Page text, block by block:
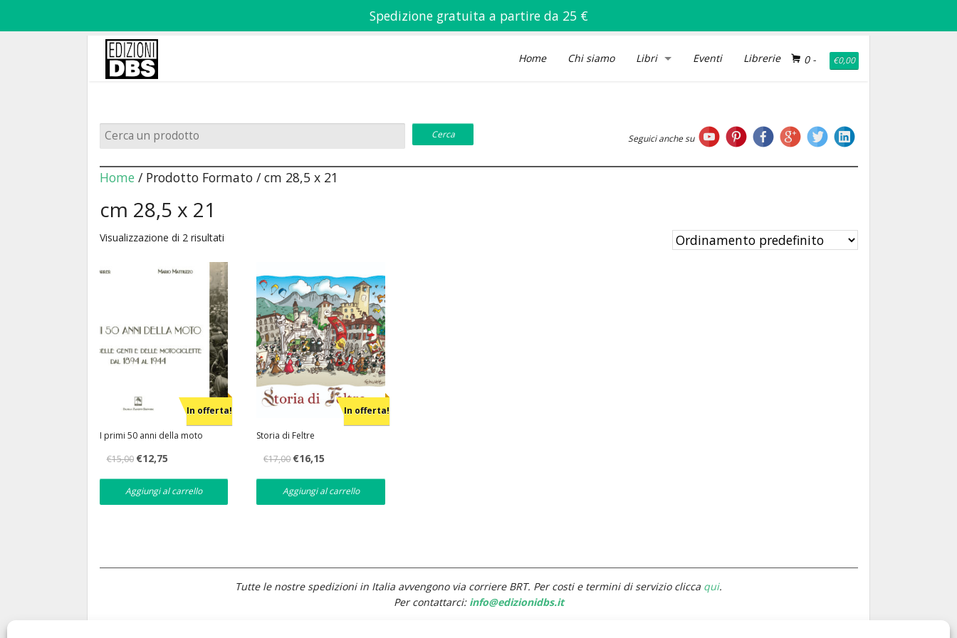
Spedizione gratuita a partire da 25 €
0- €0,00
Home Chi siamo Libri Eventi Librerie
Seguici anche su
Home/ Prodotto Formato / cm 28,5 x 21
cm 28,5 x 21
Visualizzazione di 2 risultati
In offerta!
I primi 50 anni della moto
€15,00 Il
originale
era:
€12,75Il
attuale
è:
Aggiungi al carrello
In offerta!
Storia di Feltre
€17,00 Il
originale
era:
€16,15
attuale
è:
Aggiungi al carrello
Tutte le nostre spedizioni in Italia avvengono via corriere BRT. Per costi e termini di servizio clicca qui.
Per contattarci: info@edizionidbs.it